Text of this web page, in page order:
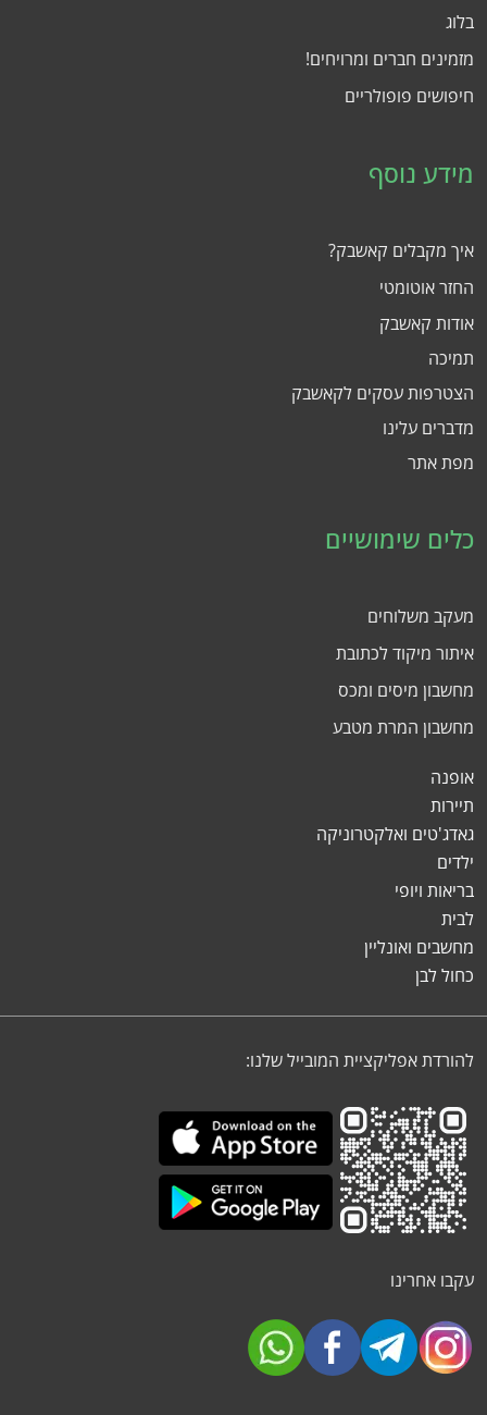
בלוג
מזמינים חברים ומרויחים!
חיפושים פופולריים
מידע נוסף
איך מקבלים קאשבק?
החזר אוטומטי
אודות קאשבק
תמיכה
הצטרפות עסקים לקאשבק
מדברים עלינו
מפת אתר
כלים שימושיים
מעקב משלוחים
איתור מיקוד לכתובת
מחשבון מיסים ומכס
מחשבון המרת מטבע
אופנה
תיירות
גאדג'טים ואלקטרוניקה
ילדים
בריאות ויופי
לבית
מחשבים ואונליין
כחול לבן
להורדת אפליקציית המובייל שלנו:
עקבו אחרינו